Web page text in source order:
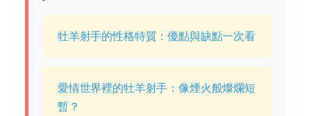
牡羊射手的性格特質：優點與缺點一次看
愛情世界裡的牡羊射手：像煙火般燦爛短
暫？